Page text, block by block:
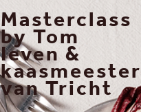
Masterclass
by Tom
Ieven &
kaasmeester
van Tricht